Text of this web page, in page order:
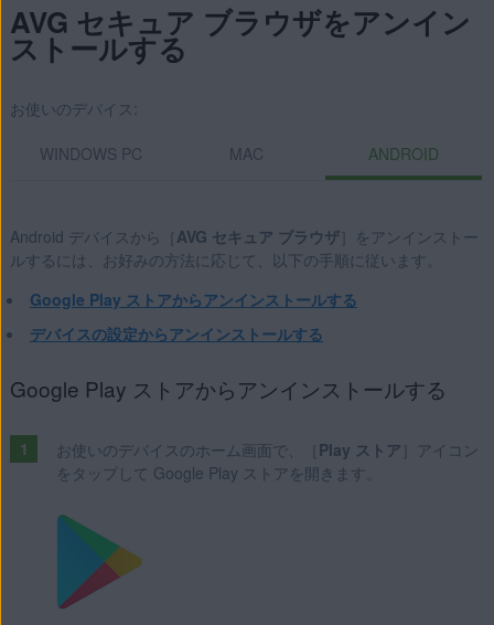
Microsoft Windows 8 / Pro / Enterprise - 32 / 64 ビット
Microsoft Windows 7 Home Basic / Home Premium /
Convenient Rollup Update、32 / 64 ビット
Apple macOS 11.x（Big Sur）
AVG セキュア ブラウザをアンイン
ストールする
お使いのデバイス:
WINDOWS PC MAC ANDROID
Android デバイスから［ AVG セキュア ブラウザ］をアンインストー
ルするには、お好みの方法に応じて、以下の手順に従います。
Google Play ストアからアンインストールする
デバイスの設定からアンインストールする
Google Play ストアからアンインストールする
お使いのデバイスのホーム画面で、［ Play ストア ］アイコン
をタップして Google Play ストアを開きます。